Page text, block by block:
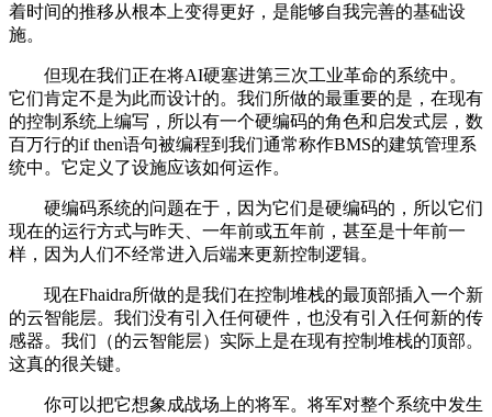
着时间的推移从根本上变得更好，是能够自我完善的基础设
施。
但现在我们正在将AI硬塞进第三次工业革命的系统中。
它们肯定不是为此而设计的。我们所做的最重要的是，在现有
的控制系统上编写，所以有一个硬编码的角色和启发式层，数
百万行的if then语句被编程到我们通常称作BMS的建筑管理系
统中。它定义了设施应该如何运作。
硬编码系统的问题在于，因为它们是硬编码的，所以它们
现在的运行方式与昨天、一年前或五年前，甚至是十年前一
样，因为人们不经常进入后端来更新控制逻辑。
现在Fhaidra所做的是我们在控制堆栈的最顶部插入一个新
的云智能层。我们没有引入任何硬件，也没有引入任何新的传
感器。我们（的云智能层）实际上是在现有控制堆栈的顶部。
这真的很关键。
你可以把它想象成战场上的将军。将军对整个系统中发生